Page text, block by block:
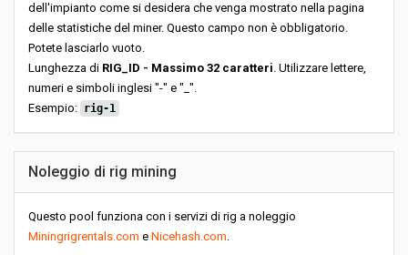
dell'impianto come si desidera che venga mostrato nella pagina
delle statistiche del miner. Questo campo non è obbligatorio.
Potete lasciarlo vuoto.
Lunghezza di RIG_ID - Massimo 32 caratteri. Utilizzare lettere,
numeri e simboli inglesi "-" e "_".
Esempio: rig-1
Noleggio di rig mining
Questo pool funziona con i servizi di rig a noleggio
Miningrigrentals.com e Nicehash.com.